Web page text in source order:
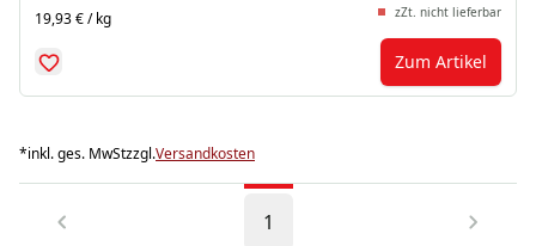
19,93 € / kg
zZt. nicht lieferbar
Zum Artikel
*inkl. ges. MwStzzgl.Versandkosten
1